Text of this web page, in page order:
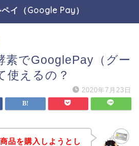
イ（Google Pay）
素でGooglePay（グー
使えるの？
2020年7月23日
品を購入しようとし